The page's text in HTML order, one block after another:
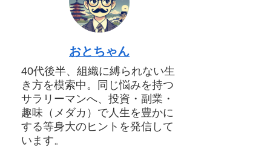
おとちゃん
40代後半、組織に縛られない生
き方を模索中。同じ悩みを持つ
サラリーマンへ、投資・副業・
趣味（メダカ）で人生を豊かに
する等身大のヒントを発信して
います。